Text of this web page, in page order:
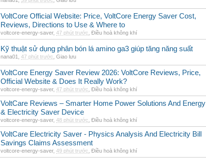
VoltCore Official Website: Price, VoltCore Energy Saver Cost,
Reviews, Directions to Use & Where to
voltcore-energy-saver, 47 phút trước Điều hoà không khí
Kỹ thuật sử dụng phân bón lá amino ga3 giúp tăng năng suất
nana01 47 phút trước Giao lưu
VoltCore Energy Saver Review 2026: VoltCore Reviews, Price,
Official Website & Does It Really Work?
voltcore-energy-saver, 47 phút trước Điều hoà không khí
VoltCare Reviews – Smarter Home Power Solutions And Energy
& Electricity Saver Device
voltcore-energy-saver, 48 phút trước Điều hoà không khí
VoltCare Electricity Saver - Physics Analysis And Electricity Bill
Savings Claims Assessment
voltcore-energy-saver, 49 phút trước Điều hoà không khí